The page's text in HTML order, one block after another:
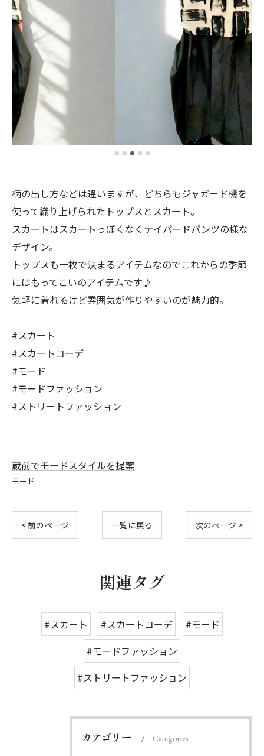
柄の出し方などは違いますが、どちらもジャガード機を
使って織り上げられたトップスとスカート。
スカートはスカートっぽくなくテイパードパンツの様な
デザイン。
トップスも一枚で決まるアイテムなのでこれからの季節
にはもってこいのアイテムです♪
気軽に着れるけど雰囲気が作りやすいのが魅力的。
#スカート
#スカートコーデ
#モード
#モードファッション
#ストリートファッション
蔵前でモードスタイルを提案
モード
< 前のページ 一覧に戻る 次のページ >
関連タグ
#スカート #スカートコーデ
#モード
#モードファッション
#ストリートファッション
カテゴリー Categories